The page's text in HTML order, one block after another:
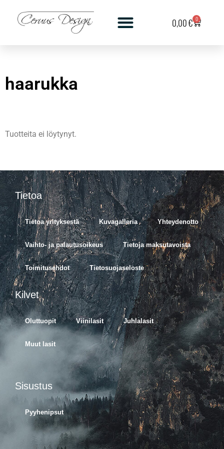
0,00€ 0
haarukka
Tuotteita ei löytynyt.
Tietoa
Tietoa yrityksestä Kuvagalleria Yhteydenotto
Vaihto- ja palautusoikeus Tietoja maksutavoista
Toimitusehdot Tietosuojaseloste
Kilvet
Oluttuopit Viinilasit Juhlalasit
Muut lasit
Sisustus
Pyyhenipsut